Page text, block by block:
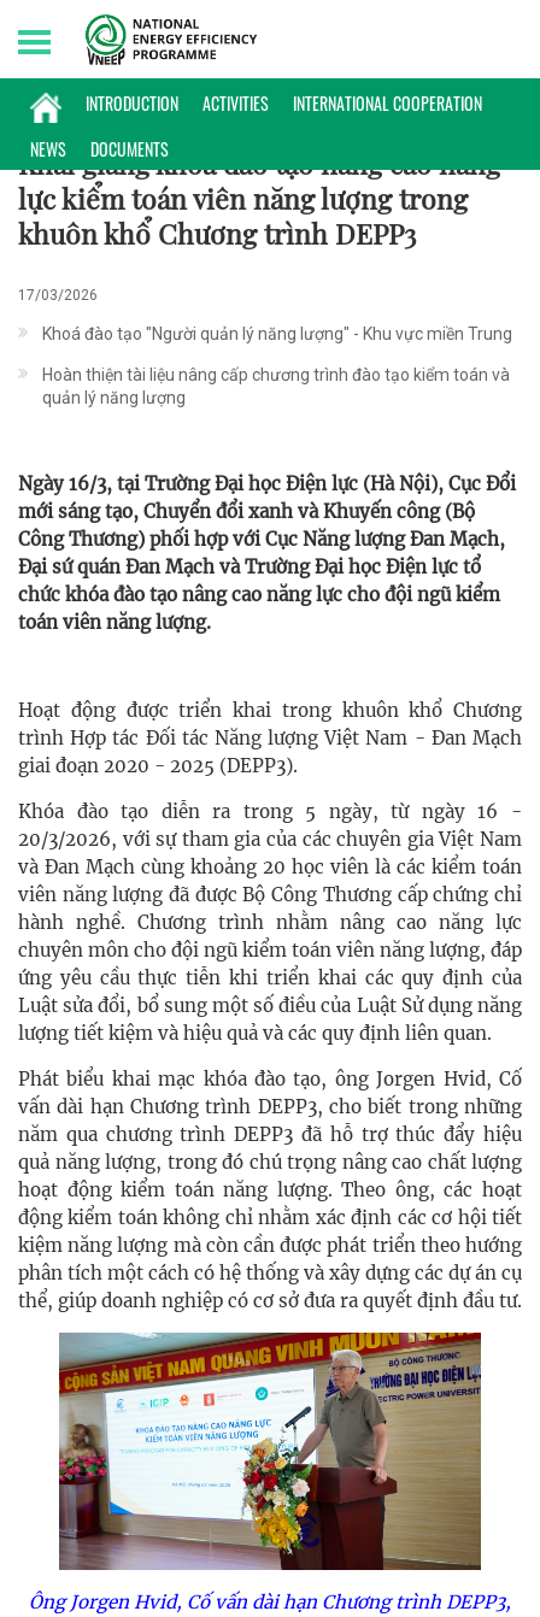
INTRODUCTION ACTIVITIES
INTERNATIONAL COOPERATION
NEWS
DOCUMENTS
Sunday, 09/08/2026 | 04:57 GMT+7
HỢP TÁC QUỐC TẾ
Khai giảng khóa đào tạo nâng cao năng
lực kiểm toán viên năng lượng trong
khuôn khổ Chương trình DEPP3
17/03/2026
Khoá đào tạo "Người quản lý năng lượng" - Khu vực miền Trung
Hoàn thiện tài liệu nâng cấp chương trình đào tạo kiểm toán và
quản lý năng lượng
Ngày 16/3, tại Trường Đại học Điện lực (Hà Nội), Cục Đổi
mới sáng tạo, Chuyển đổi xanh và Khuyến công (Bộ
Công Thương) phối hợp với Cục Năng lượng Đan Mạch,
Đại sứ quán Đan Mạch và Trường Đại học Điện lực tổ
chức khóa đào tạo nâng cao năng lực cho đội ngũ kiểm
toán viên năng lượng.
Hoạt động được triển khai trong khuôn khổ Chương
trình Hợp tác Đối tác Năng lượng Việt Nam - Đan Mạch
giai đoạn 2020 - 2025 (DEPP3).
Khóa đào tạo diễn ra trong 5 ngày, từ ngày 16 -
20/3/2026, với sự tham gia của các chuyên gia Việt Nam
và Đan Mạch cùng khoảng 20 học viên là các kiểm toán
viên năng lượng đã được Bộ Công Thương cấp chứng chỉ
hành nghề. Chương trình nhằm nâng cao năng lực
chuyên môn cho đội ngũ kiểm toán viên năng lượng, đáp
ứng yêu cầu thực tiễn khi triển khai các quy định của
Luật sửa đổi, bổ sung một số điều của Luật Sử dụng năng
lượng tiết kiệm và hiệu quả và các quy định liên quan.
Phát biểu khai mạc khóa đào tạo, ông Jorgen Hvid, Cố
vấn dài hạn Chương trình DEPP3, cho biết trong những
năm qua chương trình DEPP3 đã hỗ trợ thúc đẩy hiệu
quả năng lượng, trong đó chú trọng nâng cao chất lượng
hoạt động kiểm toán năng lượng. Theo ông, các hoạt
động kiểm toán không chỉ nhằm xác định các cơ hội tiết
kiệm năng lượng mà còn cần được phát triển theo hướng
phân tích một cách có hệ thống và xây dựng các dự án cụ
thể, giúp doanh nghiệp có cơ sở đưa ra quyết định đầu tư.
Ông Jorgen Hvid, Cố vấn dài hạn Chương trình DEPP3,